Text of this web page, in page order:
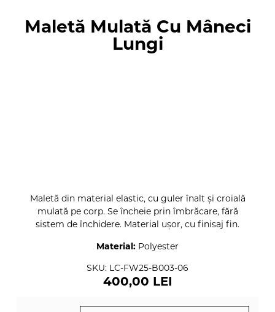
Maletă Mulată Cu Mâneci
Lungi
Maletă din material elastic, cu guler înalt și croială
mulată pe corp. Se încheie prin îmbrăcare, fără
sistem de închidere. Material ușor, cu finisaj fin.
Material: Polyester
SKU: LC-FW25-B003-06
400,00 LEI